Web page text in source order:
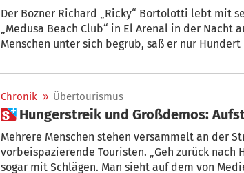
Der Bozner Richard „Ricky“ Bortolotti lebt mit
„Medusa Beach Club“ in El Arenal in der Nacht
Menschen unter sich begrub, saß er nur
Schreie und Sirenen.“
Chronik » Übertourismus
 Hungerstreik und Großdemos:
Mehrere Menschen stehen versammelt an der
vorbeispazierende Touristen. „Geh zurück nach
sogar mit Schlägen. Man sieht auf dem von